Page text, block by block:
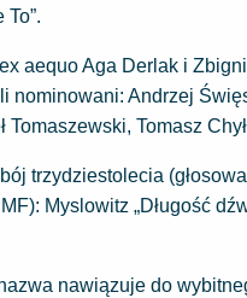
aequo Aga Derlak i
nominowani: Andrzej
Tomaszewski, Tomasz
trzydziestolecia
Myslowitz „Długość
nawiązuje do